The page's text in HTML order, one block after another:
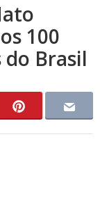
100
Brasil